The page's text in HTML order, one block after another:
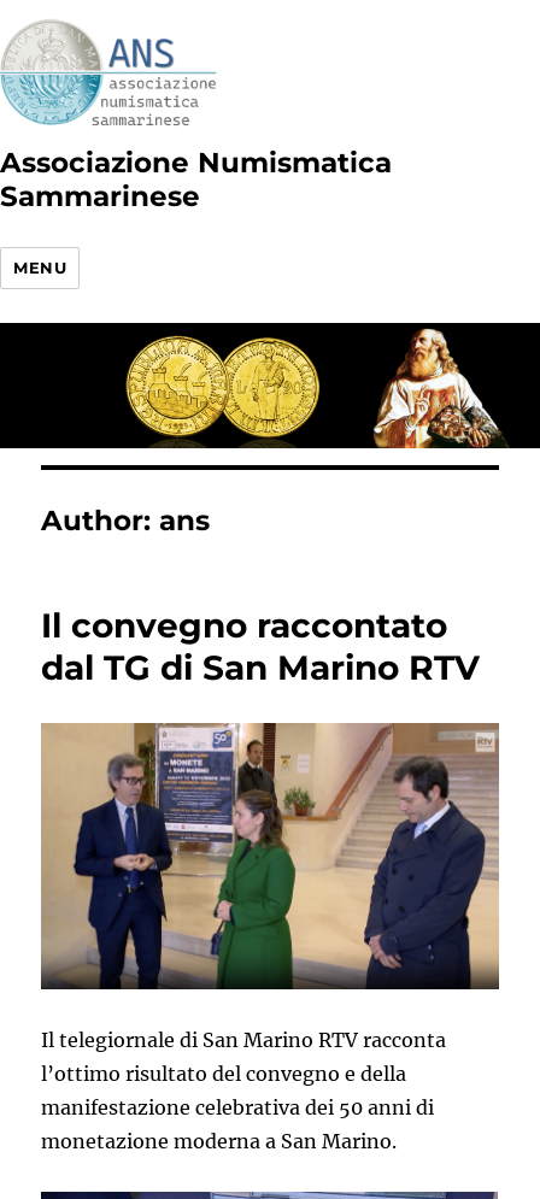
Associazione Numismatica
Sammarinese
MENU
Author:ans
Il convegno raccontato
dal TG di San Marino RTV
Il telegiornale di San Marino RTV racconta
l’ottimo risultato del convegno e della
manifestazione celebrativa dei 50 anni di
monetazione moderna a San Marino.